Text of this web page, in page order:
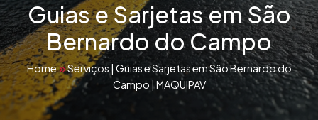
Guias e Sarjetas em São
Bernardo do Campo
Home Serviços |Guias e Sarjetas em São Bernardo do
Campo | MAQUIPAV